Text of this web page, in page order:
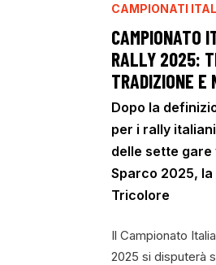
CAMPIONATI
CAMPIONATO
RALLY 2025:
TRADIZIONE E
Dopo la
per i rally
delle sette gare
Sparco 2025,
Tricolore
Il Campionato
2025 si disputerà